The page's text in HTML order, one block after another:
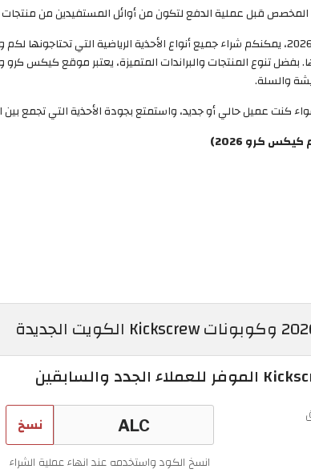
مع تفعيل أحدث كوبون خصم كيكس كرو في أغسطس 2026، يمكنكم شراء جميع أنواع الأحذية
بفضل تنوع المنتجات والبراندات المتميزة، يعتبر موقع كيكس
والسلة.
عميل حالي أو جديد، واستمتع بجودة الأحذية التي تجمع بين
كرو 2026)
نسخ
انسخ الكود واستخدمه عند انهاء عملية الشراء